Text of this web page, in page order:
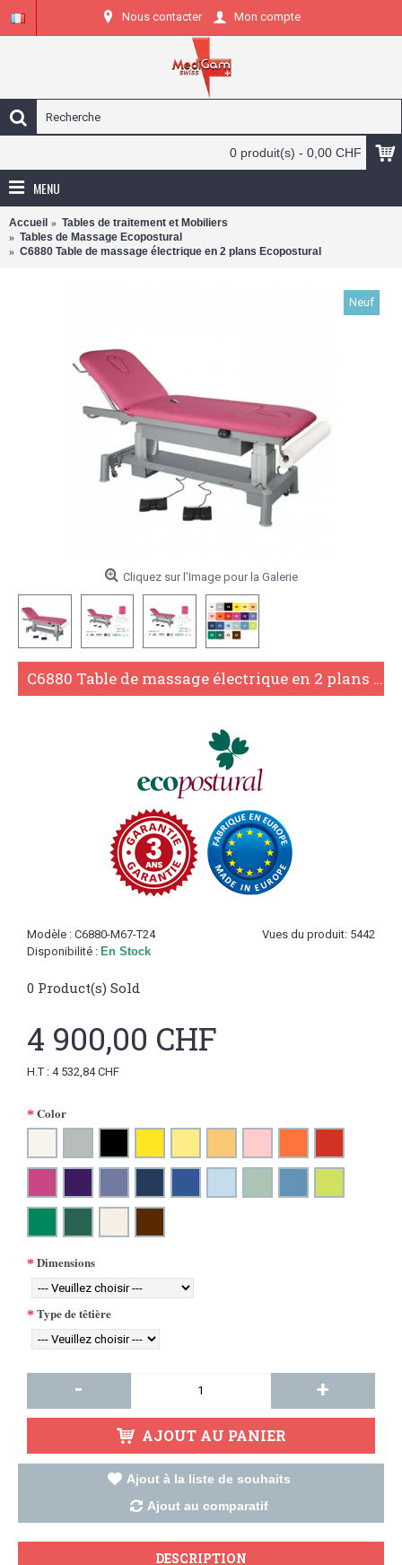
Nous contacter Mon compte
0 produit(s) - 0,00 CHF
MENU
Accueil
Tables de traitement et Mobiliers
Tables de Massage Ecopostural
C6880 Table de massage électrique en 2 plans Ecopostural
Neuf
Cliquez sur l'Image pour la Galerie
C6880 Table de massage électrique en 2 plans Ecopostural
Vues du produit: 5442
Modèle : C6880-M67-T24
Disponibilité : En Stock
0 Product(s) Sold
4 900,00 CHF
H.T : 4 532,84 CHF
Color
Dimensions
Type de têtière
- +
AJOUT AU PANIER
Ajout à la liste de souhaits
Ajout au comparatif
DESCRIPTION